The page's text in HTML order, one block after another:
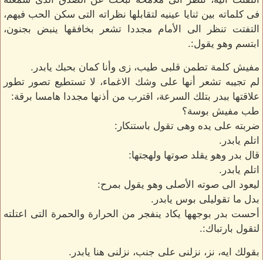
فى كلماته بين ثنايا عينيه لتقابلها نظراته التى سكن الحب فيهم،
التفتت تنظر الى الأمام مجددا تشعر بخافقها ينبض بجنون،
ابتسم وهو يقول:.
مفيش كلمة تطمن قلبى طيب، زى وأنا كمان بحبك يابدر.
لم تجيبه تشعر أنها على وشك الاغماء، لا تستطيع تصور تطور
علاقتها ببدر بتلك السرعة، اقترب من أذنها مجددا هامسا برقة:
طب مفيش بوسة؟
ضربته على يده وهى تقول باستنكار:
اتلم يابدر.
قال بدر وهو يقلد صوتها ولهجتها:
اتلم يابدر.
ليعود الى صوته الأصلى وهو يقول بمرح:
بدل ما تقوليلى بوس يابدر.
أحست بدر بوجهها يكاد ينفجر من الحرارة والحمرة التى اعتلته
لتقول بارتباك:.
بقولك ايه، نز، نزلنى على جنب، نزلنى هنا يابدر.